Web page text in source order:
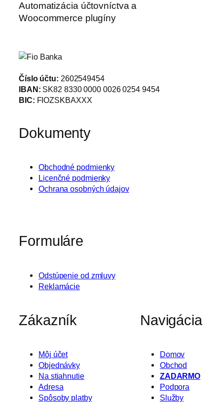
Automatizácia účtovníctva a
Woocommerce plugíny
Číslo účtu: 2602549454
IBAN: SK82 8330 0000 0026 0254 9454
BIC: FIOZSKBAXXX
Dokumenty
Obchodné podmienky
Licenčné podmienky
Ochrana osobných údajov
Formuláre
Odstúpenie od zmluvy
Reklamácie
Zákazník
Môj účet
Objednávky
Na stiahnutie
Adresa
Spôsoby platby
Navigácia
Domov
Obchod
ZADARMO
Podpora
Služby